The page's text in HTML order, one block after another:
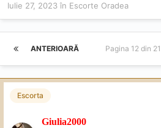
Iulie 27, 2023 în Escorte Oradea
ANTERIOARĂ Pagina 12 din 21
Escorta
Giulia2000